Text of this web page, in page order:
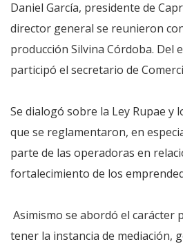
Daniel García, presidente de
director general se reunieron
producción Silvina Córdoba. Del
participó el secretario de
Se dialogó sobre la Ley Rupae y
que se reglamentaron, en
parte de las operadoras en
fortalecimiento de los
Asimismo se abordó el carácter
tener la instancia de mediación,